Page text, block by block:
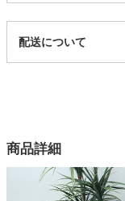
キッチン用品
ガーデン
3102933
2色
背もたれの内部構造
配送について
商品詳細